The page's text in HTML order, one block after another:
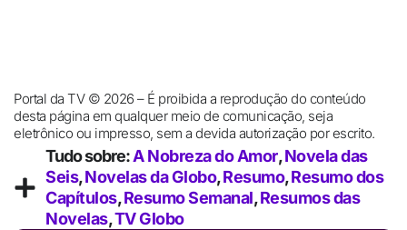
Portal da TV © 2026 – É proibida a reprodução do conteúdo
desta página em qualquer meio de comunicação, seja
eletrônico ou impresso, sem a devida autorização por escrito.
Tudo sobre:A Nobreza do Amor,Novela das
Seis,Novelas da Globo,Resumo,Resumo dos
Capítulos,Resumo Semanal,Resumos das
Novelas,TV Globo